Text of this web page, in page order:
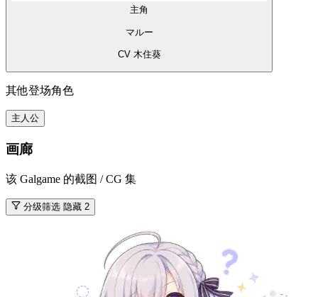
主角
マルー
CV 木住葵
其他登场角色
主人公
画廊
该 Galgame 的截图 / CG 集
分级筛选 隐藏 2